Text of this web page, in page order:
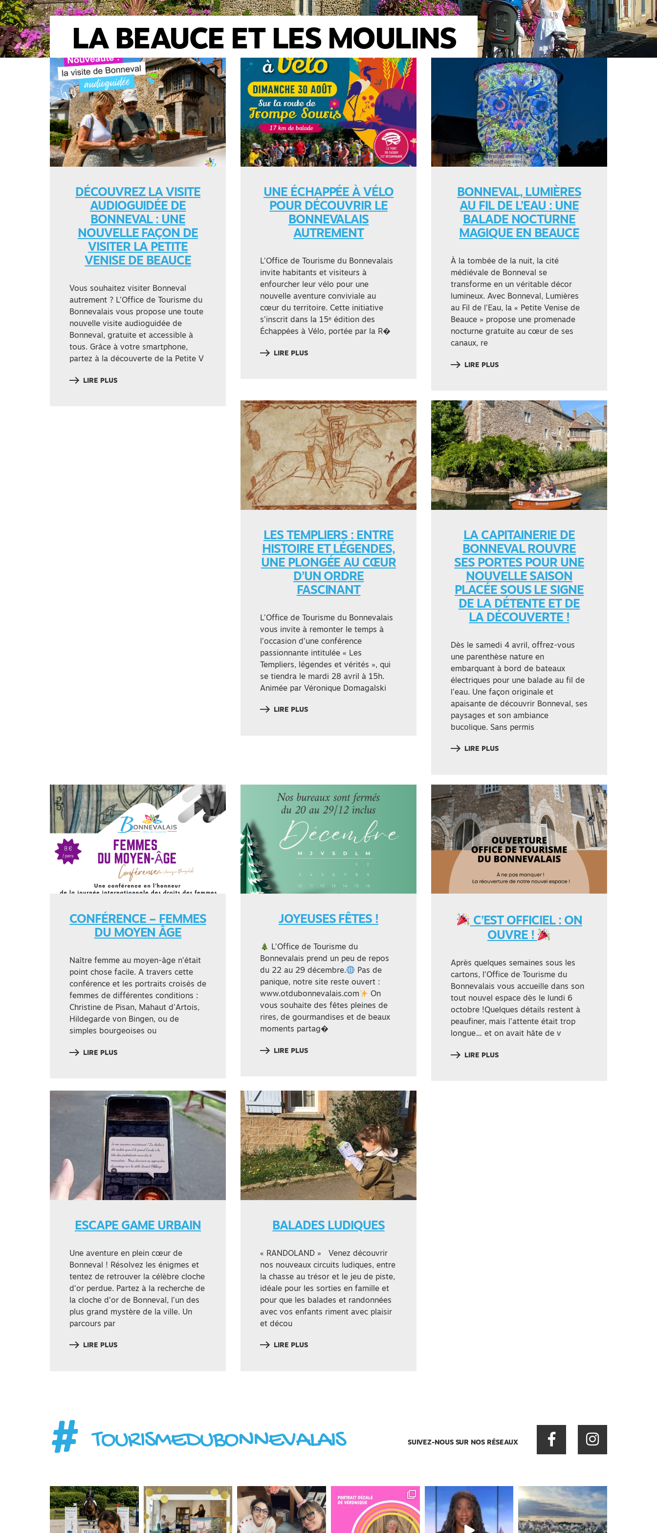
LA BEAUCE ET LES MOULINS
DÉCOUVREZ LA VISITE
AUDIOGUIDÉE DE
BONNEVAL : UNE
NOUVELLE FAÇON DE
VISITER LA PETITE
VENISE DE BEAUCE
Vous souhaitez visiter Bonneval
autrement ? L’Office de Tourisme du
Bonnevalais vous propose une toute
nouvelle visite audioguidée de
Bonneval, gratuite et accessible à
tous. Grâce à votre smartphone,
partez à la découverte de la Petite V
LIRE PLUS
UNE ÉCHAPPÉE À VÉLO
POUR DÉCOUVRIR LE
BONNEVALAIS
AUTREMENT
L’Office de Tourisme du Bonnevalais
invite habitants et visiteurs à
enfourcher leur vélo pour une
nouvelle aventure conviviale au
cœur du territoire. Cette initiative
s’inscrit dans la 15ᵉ édition des
Échappées à Vélo, portée par la R�
LIRE PLUS
BONNEVAL, LUMIÈRES
AU FIL DE L’EAU : UNE
BALADE NOCTURNE
MAGIQUE EN BEAUCE
À la tombée de la nuit, la cité
médiévale de Bonneval se
transforme en un véritable décor
lumineux. Avec Bonneval, Lumières
au Fil de l’Eau, la « Petite Venise de
Beauce » propose une promenade
nocturne gratuite au cœur de ses
canaux, re
LIRE PLUS
LES TEMPLIERS : ENTRE
HISTOIRE ET LÉGENDES,
UNE PLONGÉE AU CŒUR
D’UN ORDRE
FASCINANT
L’Office de Tourisme du Bonnevalais
vous invite à remonter le temps à
l’occasion d’une conférence
passionnante intitulée « Les
Templiers, légendes et vérités », qui
se tiendra le mardi 28 avril à 15h.
Animée par Véronique Domagalski
LIRE PLUS
LA CAPITAINERIE DE
BONNEVAL ROUVRE
SES PORTES POUR UNE
NOUVELLE SAISON
PLACÉE SOUS LE SIGNE
DE LA DÉTENTE ET DE
LA DÉCOUVERTE !
Dès le samedi 4 avril, offrez-vous
une parenthèse nature en
embarquant à bord de bateaux
électriques pour une balade au fil de
l’eau. Une façon originale et
apaisante de découvrir Bonneval, ses
paysages et son ambiance
bucolique. Sans permis
LIRE PLUS
CONFÉRENCE – FEMMES
DU MOYEN ÂGE
Naître femme au moyen-âge n’était
point chose facile. A travers cette
conférence et les portraits croisés de
femmes de différentes conditions :
Christine de Pisan, Mahaut d’Artois,
Hildegarde von Bingen, ou de
simples bourgeoises ou
LIRE PLUS
JOYEUSES FÊTES !
L’Office de Tourisme du
Bonnevalais prend un peu de repos
du 22 au 29 décembre.
Pas de
panique, notre site reste ouvert :
www.otdubonnevalais.com
On
vous souhaite des fêtes pleines de
rires, de gourmandises et de beaux
moments partag�
LIRE PLUS
C’EST OFFICIEL : ON
OUVRE !
Après quelques semaines sous les
cartons, l’Office de Tourisme du
Bonnevalais vous accueille dans son
tout nouvel espace dès le lundi 6
octobre !Quelques détails restent à
peaufiner, mais l’attente était trop
longue… et on avait hâte de v
LIRE PLUS
ESCAPE GAME URBAIN
Une aventure en plein cœur de
Bonneval ! Résolvez les énigmes et
tentez de retrouver la célèbre cloche
d’or perdue. Partez à la recherche de
la cloche d’or de Bonneval, l’un des
plus grand mystère de la ville. Un
parcours par
LIRE PLUS
BALADES LUDIQUES
« RANDOLAND » Venez découvrir
nos nouveaux circuits ludiques, entre
la chasse au trésor et le jeu de piste,
idéale pour les sorties en famille et
pour que les balades et randonnées
avec vos enfants riment avec plaisir
et décou
LIRE PLUS
# TOURISMEDUBONNEVALAIS SUIVEZ-NOUS SUR NOS RÉSEAUX